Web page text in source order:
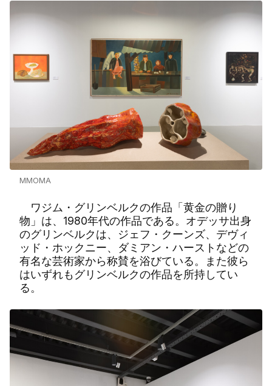
MMOMA
ワジム・グリンベルクの作品「黄金の贈り
物」は、1980年代の作品である。オデッサ出身
のグリンベルクは、ジェフ・クーンズ、デヴィ
ッド・ホックニー、ダミアン・ハーストなどの
有名な芸術家から称賛を浴びている。また彼ら
はいずれもグリンベルクの作品を所持してい
る。